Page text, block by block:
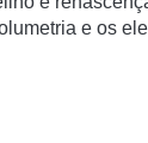
e os